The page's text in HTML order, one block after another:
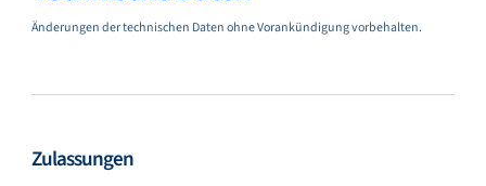
Änderungen der technischen Daten ohne Vorankündigung vorbehalten.
Zulassungen